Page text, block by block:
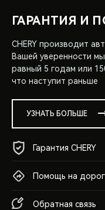
ГАРАНТИЯ И
CHERY производит
Вашей уверенности
равный 5 годам или
что наступит раньше
УЗНАТЬ БОЛЬШЕ
Гарантия CHERY
Помощь на
Обратная связь